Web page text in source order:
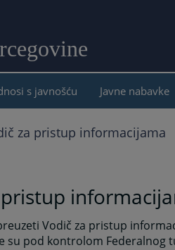
sadržaj
s javnošću Javne nabavke
za pristup informacijama
Vodič za pristup
su pod kontrolom Federalnog